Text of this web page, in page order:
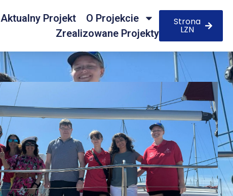
Aktualny Projekt
O Projekcie
Zrealizowane Projekty
Strona
LZN